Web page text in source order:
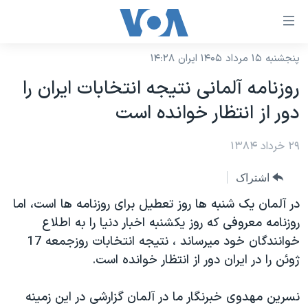
لینکهای
دسترسی
جهش
محتوای
اصلی
صفحه
اصلی
جهش
جستجو
نسخه سبک وب‌سایت
موضوع ها
ایران
آمریکا
جهان
ورزشی
گزیده‌ها
ویدیوها
برنامه های تلویزیونی
جدول برنامه ها
صفحه‌های ویژه
جام جهانی ۲۰۲۶
عملیات خشم حماسی
بایگانی برنامه‌های تلویزیونی
فرکانس‌های صدای آمریکا
پخش رادیویی
پنجشنبه ۱۵ مرداد ۱۴۰۵ ایران ۱۴:۲۸
روزنامه آلمانی نتيجه انتخابات ايران را
دور از انتظار خوانده است
۲۹ خرداد ۱۳۸۴
اشتراک
در آلمان يک شنبه ها روز تعطيل برای روزنامه ها است، اما
روزنامه معروفی که روز يکشنبه اخبار دنيا را به اطلاع
خوانندگان خود ميرساند ، نتيجه انتخابات روزجمعه 17
ژوئن را در ايران دور از انتظار خوانده است.
نسرين مهدوی خبرنگار ما در آلمان گزارشی در اين زمينه